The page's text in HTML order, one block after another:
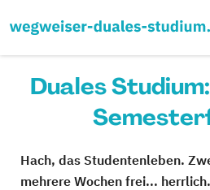
Duales
Hach, das Studentenleben.
mehrere Wochen frei...